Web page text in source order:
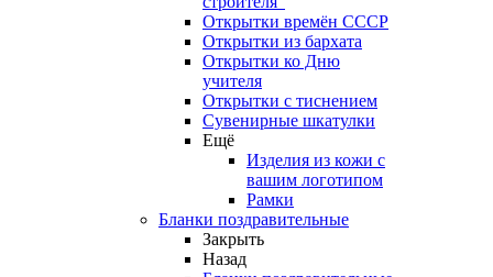
Открытки времён СССР
Открытки из бархата
Открытки ко Дню
учителя
Открытки с тиснением
Сувенирные шкатулки
Ещё
Изделия из кожи с
вашим логотипом
Рамки
Бланки поздравительные
Закрыть
Назад